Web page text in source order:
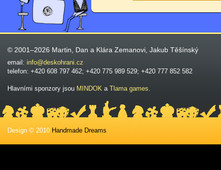
© 2001–2026 Martin, Dan a Klára Zemanovi, Jakub Těšínský
email: info@deskohrani.cz
telefon: +420 608 797 462; +420 775 989 529; +420 777 852 582
Hlavními sponzory jsou MINDOK a Tlama games.
Design © 2010 Handmade Dreams